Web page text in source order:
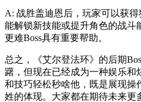
A: 战胜盖迪恩后，玩家可以获得
能解锁新技能或提升角色的战斗
更难Boss具有重要帮助。
总之，《艾尔登法环》的后期
躇，但现在已经成为一种娱乐和
和技巧轻松秒啥他，既是展现操
姓的体现。大家都在期待未来更